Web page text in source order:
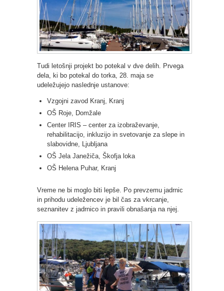
Tudi letošnji projekt bo potekal v dve delih. Prvega
dela, ki bo potekal do torka, 28. maja se
udeležujejo naslednje ustanove:
Vzgojni zavod Kranj, Kranj
OŠ Roje, Domžale
Center IRIS – center za izobraževanje,
rehabilitacijo, inkluzijo in svetovanje za slepe in
slabovidne, Ljubljana
OŠ Jela Janežiča, Škofja loka
OŠ Helena Puhar, Kranj
Vreme ne bi moglo biti lepše. Po prevzemu jadrnic
in prihodu udeležencev je bil čas za vkrcanje,
seznanitev z jadrnico in pravili obnašanja na njej.